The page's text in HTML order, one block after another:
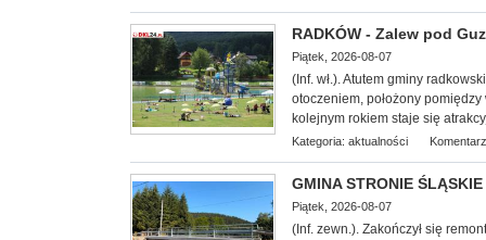
RADKÓW - Zalew pod
Piątek, 2026-08-07
(Inf. wł.). Atutem gminy
otoczeniem, położony
kolejnym rokiem staje się
Kategoria: aktualności
GMINA STRONIE
Piątek, 2026-08-07
(Inf. zewn.). Zakończył się